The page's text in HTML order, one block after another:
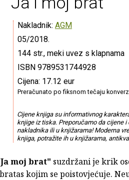
Nakladnik: AGM
05/2018.
144 str., meki uvez s klapnama
ISBN 9789531744928
Cijena: 17.12 eur
Preračunato po fiksnom tečaju
Cijene knjiga su informativnog
knjige iz tiska. Preporučamo da cijene
nakladnika ili u knjižarama! Moderna
knjiga, potražite ih u knjižarama,
moj brat" suzdržani je krik
kojim se poistovjećuje.